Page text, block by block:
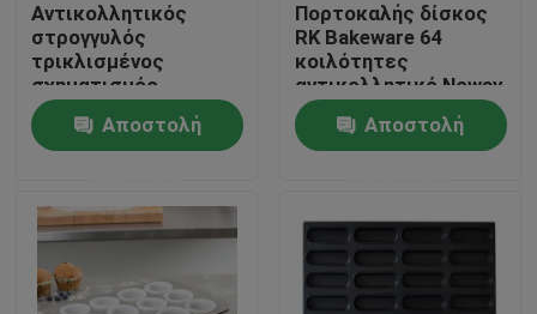
Σπίτι
Προϊόντα
Περίπου εμείς
Γύρος εργοστασίων
Αντικολλητικός
στρογγυλός
τρικλισμένος
σχηματισμός
wehs102-10 δίσκων
ρόλων χάμπουργκερ
βαθιά
Αποστολή
Πορτοκαλής δίσκος
RK Bakeware 64
κοιλότητες
αντικολλητικό Noway
φραγμών ζελατίνας
Choc κολλαγόνων
Αποστολή